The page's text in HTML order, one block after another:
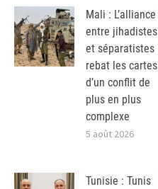
Mali : L’alliance
entre jihadistes
et séparatistes
rebat les cartes
d’un conflit de
plus en plus
complexe
5 août 2026
Tunisie : Tunis